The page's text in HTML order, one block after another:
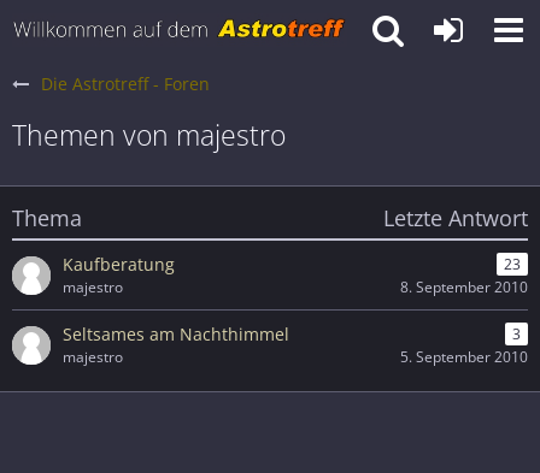
Die Astrotreff - Foren
Themen von majestro
Thema Letzte Antwort
Kaufberatung
23
majestro
8. September 2010
Seltsames am Nachthimmel
3
majestro
5. September 2010